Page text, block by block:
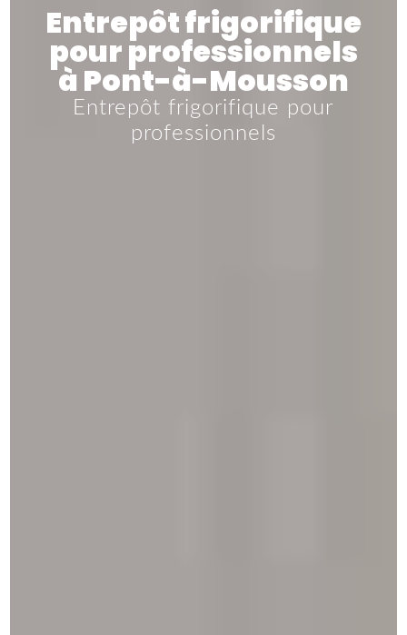
Entrepôt frigorifique
pour professionnels
à Pont-à-Mousson
Entrepôt frigorifique pour
professionnels